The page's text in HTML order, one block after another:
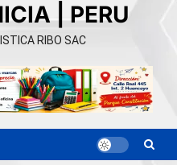
| PERU
RIBO SAC